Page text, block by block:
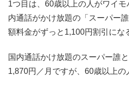
1つ目は、60歳以上の人がワイ
内通話がかけ放題の「スーパー
額料金がずっと1,100円割引にな
国内通話かけ放題のスーパー誰
1,870円／月ですが、60歳以上の